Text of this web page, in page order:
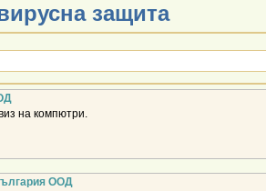
защита
на компютри.
ООД